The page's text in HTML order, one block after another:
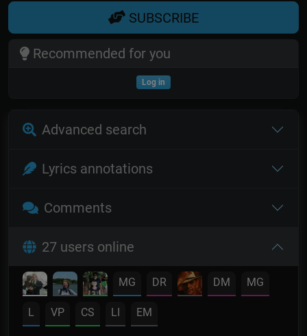
SUBSCRIBE
Recommended for you
Log in
Advanced search
Lyrics annotations
Comments
27 users online
MG DR DM MG
L VP CS LI EM